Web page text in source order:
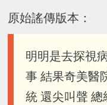
原始謠傳版本：
明明是去探視
事 結果奇美醫
統 還尖叫聲 總